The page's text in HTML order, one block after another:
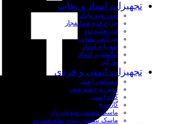
تجهیزات امداد و نجات
ست هیدرولیک
چراغ قوه ضدانفجار
فن تخلیه دود
تبر آتش نشانی
سه پایه امداد
انگشتربر امداد
مارگیر
تجهیزات ایمنی و فردی
دستکش ایمنی
دوش و چشم شور
کلاه ایمنی
گازسنج
ماسک تنفسی سوپاپ دار
ماسک تنفسی نیم و تمام صورت